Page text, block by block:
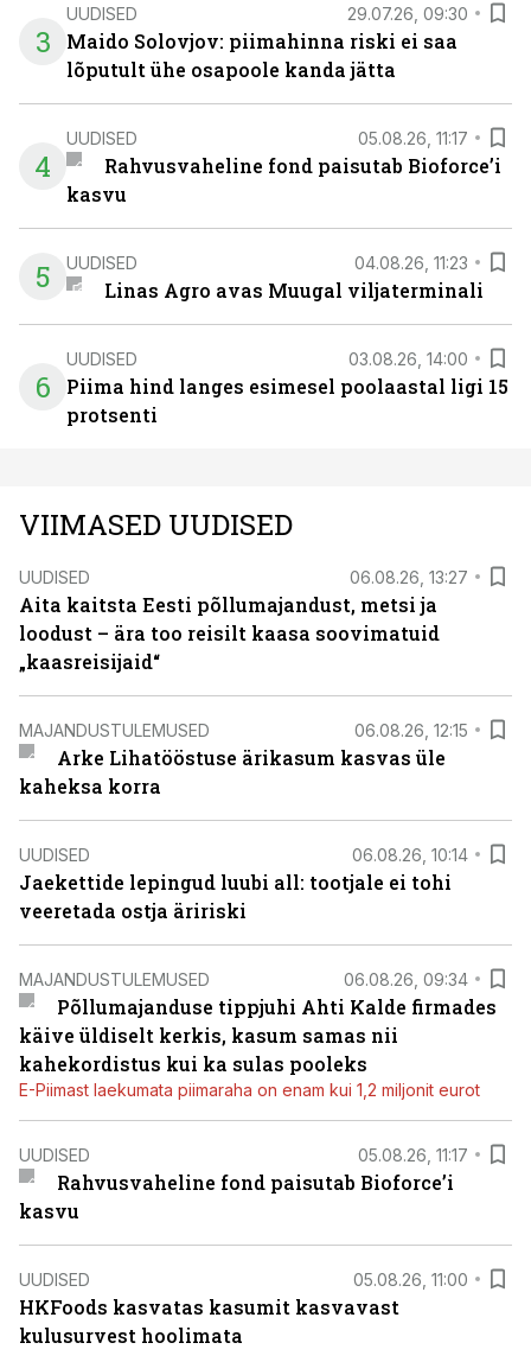
3
UUDISED 29.07.26, 09:30
Maido Solovjov: piimahinna riski ei saa
lõputult ühe osapoole kanda jätta
4
UUDISED 05.08.26, 11:17
Rahvusvaheline fond paisutab Bioforce’i
kasvu
5 UUDISED 04.08.26, 11:23
Linas Agro avas Muugal viljaterminali
6
UUDISED 03.08.26, 14:00
Piima hind langes esimesel poolaastal ligi 15
protsenti
VIIMASED UUDISED
UUDISED 06.08.26, 13:27
Aita kaitsta Eesti põllumajandust, metsi ja
loodust – ära too reisilt kaasa soovimatuid
„kaasreisijaid“
MAJANDUSTULEMUSED 06.08.26, 12:15
Arke Lihatööstuse ärikasum kasvas üle
kaheksa korra
UUDISED 06.08.26, 10:14
Jaekettide lepingud luubi all: tootjale ei tohi
veeretada ostja äririski
MAJANDUSTULEMUSED 06.08.26, 09:34
Põllumajanduse tippjuhi Ahti Kalde firmades
käive üldiselt kerkis, kasum samas nii
kahekordistus kui ka sulas pooleks
E-Piimast laekumata piimaraha on enam kui 1,2 miljonit eurot
UUDISED 05.08.26, 11:17
Rahvusvaheline fond paisutab Bioforce’i
kasvu
UUDISED 05.08.26, 11:00
HKFoods kasvatas kasumit kasvavast
kulusurvest hoolimata